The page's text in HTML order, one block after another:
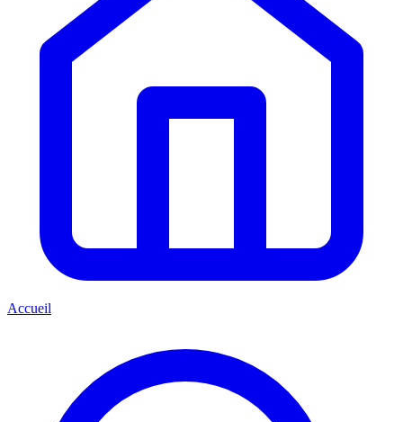
Accueil